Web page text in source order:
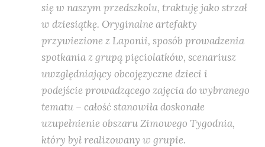
się w naszym przedszkolu, traktuję jako strzał
w dziesiątkę. Oryginalne artefakty
przywiezione z Laponii, sposób prowadzenia
spotkania z grupą pięciolatków, scenariusz
uwzględniający obcojęzyczne dzieci i
podejście prowadzącego zajęcia do wybranego
tematu – całość stanowiła doskonałe
uzupełnienie obszaru Zimowego Tygodnia,
który był realizowany w grupie.